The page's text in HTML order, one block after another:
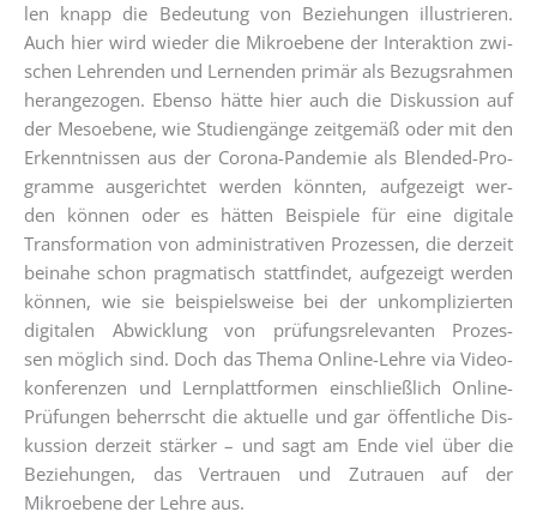
len knapp die Bedeu­tung von Bezie­hun­gen illus­trie­ren.
Auch hier wird wie­der die Mikroebe­ne der Inter­ak­ti­on zwi­
schen Leh­ren­den und Ler­nen­den pri­mär als Bezugs­rah­men
her­an­ge­zo­gen. Eben­so hät­te hier auch die Dis­kus­si­on auf
der Meso­ebe­ne, wie Stu­di­en­gän­ge zeit­ge­mäß oder mit den
Erkennt­nis­sen aus der Coro­na-Pan­de­mie als Blen­ded-Pro­
gram­me aus­ge­rich­tet wer­den könn­ten, auf­ge­zeigt wer­
den kön­nen oder es hät­ten Bei­spie­le für eine digi­ta­le
Trans­for­ma­ti­on von admi­nis­tra­ti­ven Pro­zes­sen, die der­zeit
bei­na­he schon prag­ma­tisch statt­fin­det, auf­ge­zeigt wer­den
kön­nen, wie sie bei­spiels­wei­se bei der unkom­pli­zier­ten
digi­ta­len Abwick­lung von prü­fungs­re­le­van­ten Pro­zes­
sen mög­lich sind. Doch das The­ma Online-Leh­re via Video­
kon­fe­ren­zen und Lern­platt­for­men ein­schließ­lich Online-
Prü­fun­gen beherrscht die aktu­el­le und gar öffent­li­che Dis­
kus­si­on der­zeit stär­ker – und sagt am Ende viel über die
Bezie­hun­gen, das Ver­trau­en und Zutrau­en auf der
Mikroebe­ne der Leh­re aus.